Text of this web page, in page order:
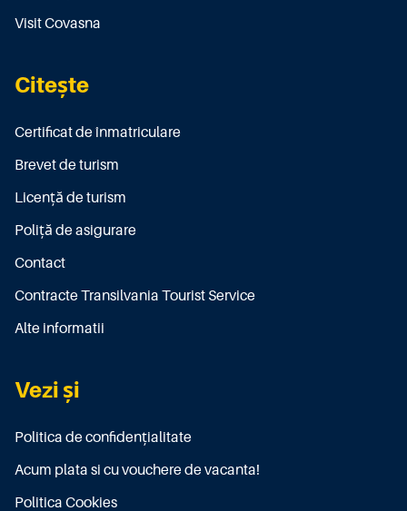
Visit Covasna
Citește
Certificat de înmatriculare
Brevet de turism
Licenţă de turism
Poliţă de asigurare
Contact
Contracte Transilvania Tourist Service
Alte informatii
Vezi și
Politica de confidențialitate
Acum plata si cu vouchere de vacanta!
Politica Cookies